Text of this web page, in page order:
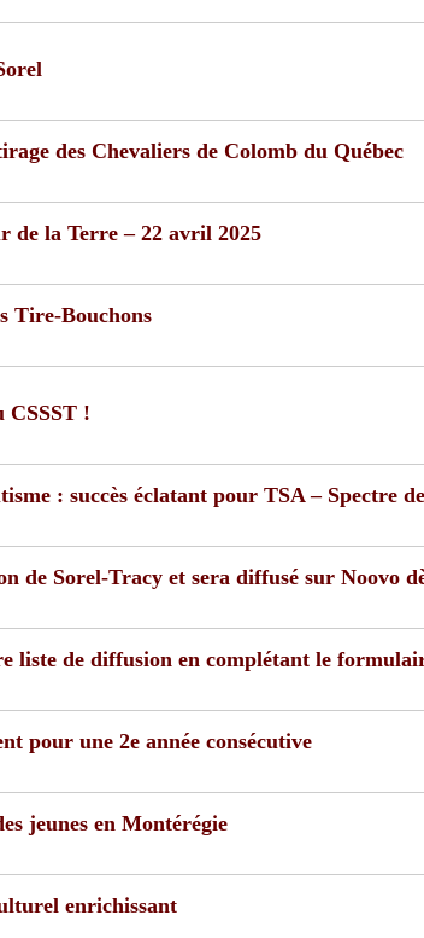
des Chevaliers de Colomb du Québec
de la Terre – 22 avril 2025
Tire-Bouchons
CSSST !
: succès éclatant pour TSA – Spectre
de Sorel-Tracy et sera diffusé sur Noovo
liste de diffusion en complétant le
pour une 2e année consécutive
jeunes en Montérégie
enrichissant